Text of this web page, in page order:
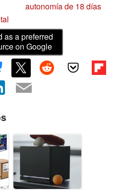
autonomía de 18 días
as a preferred
on Google